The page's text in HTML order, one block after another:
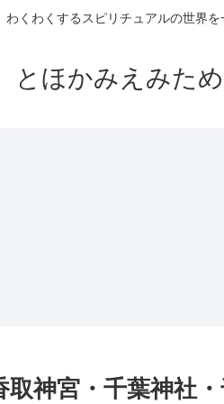
くわくするスピリチュアルの世界
とほかみえみため
神宮・千葉神社